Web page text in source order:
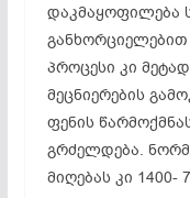
დაკმაყოფილება
განხორციელებით
პროცესი კი
მეცნიერების
ფენის
გრძელდება.
მიღებას კი 1400-